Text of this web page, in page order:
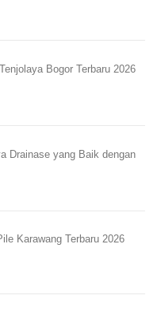
Bogor Terbaru 2026
Drainase yang Baik dengan
Karawang Terbaru 2026